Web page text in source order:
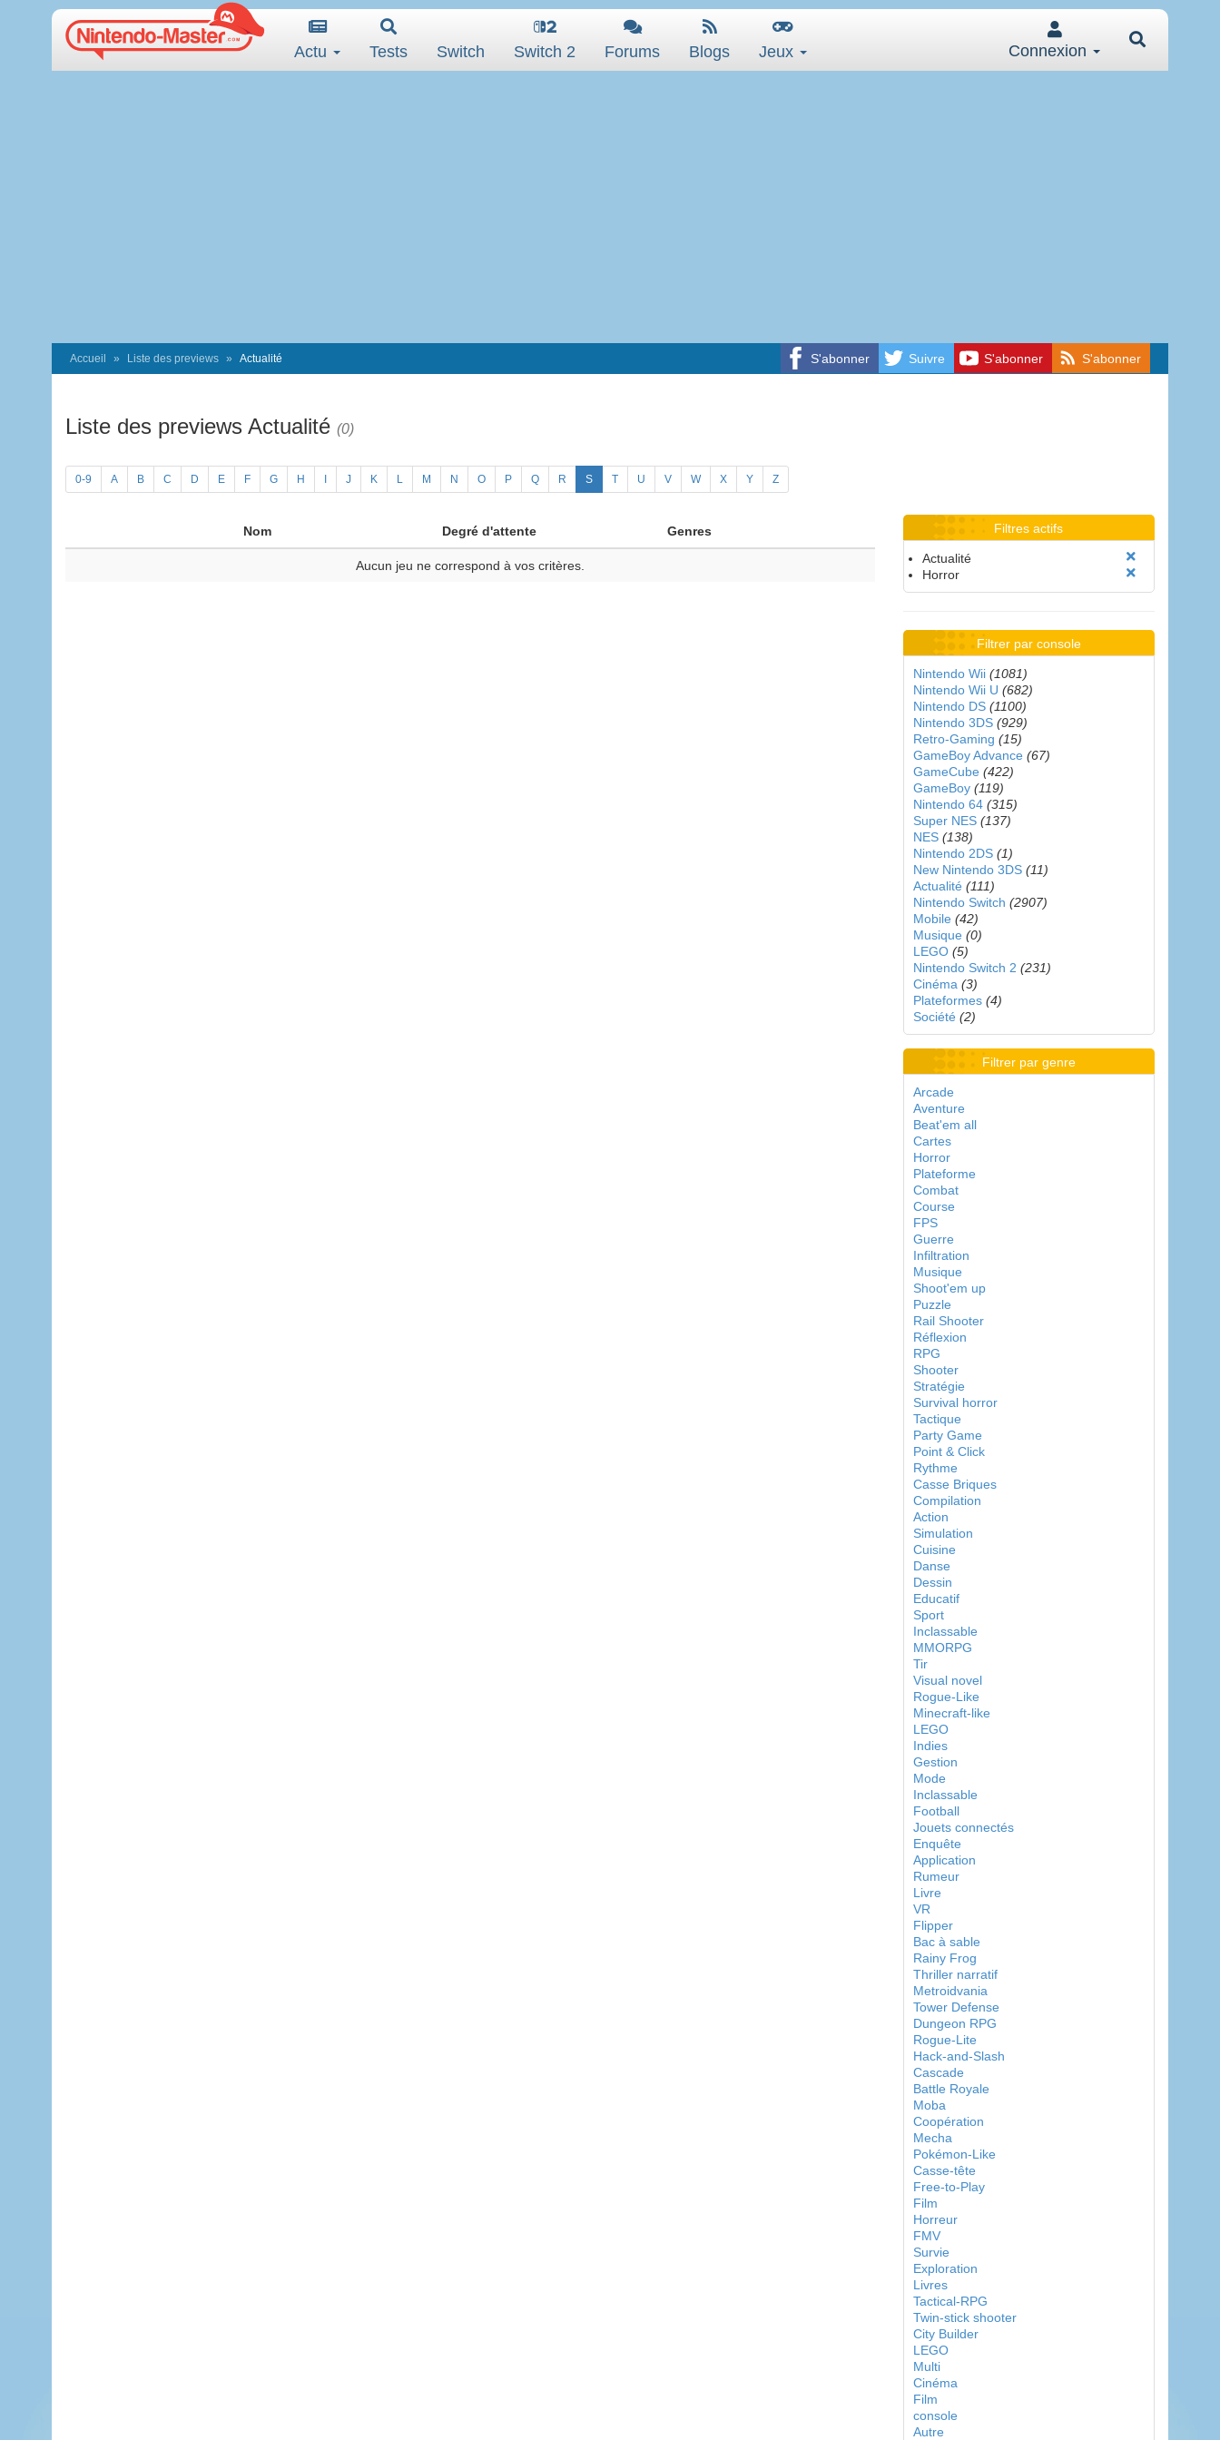
Actu Tests Switch Switch 2 Forums Blogs Jeux Connexion
S'abonner Suivre S'abonner S'abonner
Accueil Liste des previews Actualité
Liste des previews Actualité (0)
0-9 A B C D E F G H J K L M N O P Q R S T U V W X Y Z
Nom Degré d'attente Genres
Aucun jeu ne correspond à vos critères.
Filtres actifs
Actualité
Horror
Filtrer par console
Nintendo Wii (1081)
Nintendo Wii U (682)
Nintendo DS (1100)
Nintendo 3DS (929)
Retro-Gaming (15)
GameBoy Advance (67)
GameCube (422)
GameBoy (119)
Nintendo 64 (315)
Super NES (137)
NES (138)
Nintendo 2DS (1)
New Nintendo 3DS (11)
Actualité (111)
Nintendo Switch (2907)
Mobile (42)
Musique (0)
LEGO (5)
Nintendo Switch 2 (231)
Cinéma (3)
Plateformes (4)
Société (2)
Filtrer par genre
Arcade
Aventure
Beat'em all
Cartes
Horror
Plateforme
Combat
Course
FPS
Guerre
Infiltration
Musique
Shoot'em up
Puzzle
Rail Shooter
Réflexion
RPG
Shooter
Stratégie
Survival horror
Tactique
Party Game
Point & Click
Rythme
Casse Briques
Compilation
Action
Simulation
Cuisine
Danse
Dessin
Educatif
Sport
Inclassable
MMORPG
Tir
Visual novel
Rogue-Like
Minecraft-like
LEGO
Indies
Gestion
Mode
Inclassable
Football
Jouets connectés
Enquête
Application
Rumeur
Livre
VR
Flipper
Bac à sable
Rainy Frog
Thriller narratif
Metroidvania
Tower Defense
Dungeon RPG
Rogue-Lite
Hack-and-Slash
Cascade
Battle Royale
Moba
Coopération
Mecha
Pokémon-Like
Casse-tête
Free-to-Play
Film
Horreur
FMV
Survie
Exploration
Livres
Tactical-RPG
Twin-stick shooter
City Builder
LEGO
Multi
Cinéma
Film
console
Autre